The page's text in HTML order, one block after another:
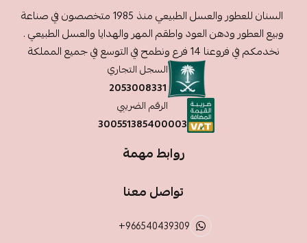
السنان للعطور والعسل الطبيعي منذ 1985 متخصصون في صناعة
وبيع العطور ودهن العود واطقم المهر والهدايا والعسل الطبيعي .
نخدمكم في فروعنا 14 فرع ونطمح في التوسع في جميع المملكة
السجل التجاري
2053008331
الرقم الضريبي
300551385400003
روابط مهمة
تواصل معنا
+966540439309